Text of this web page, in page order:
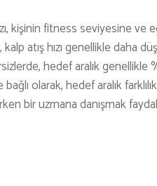
KARA
OTO |
kişinin fitness seviyesine
atış hızı genellikle daha
hedef aralık genellikle
olarak, hedef aralık
bir uzmana danışmak